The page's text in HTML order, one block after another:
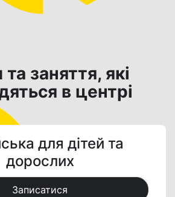
заняття, які
в центрі
для дітей та
дорослих
Записатися